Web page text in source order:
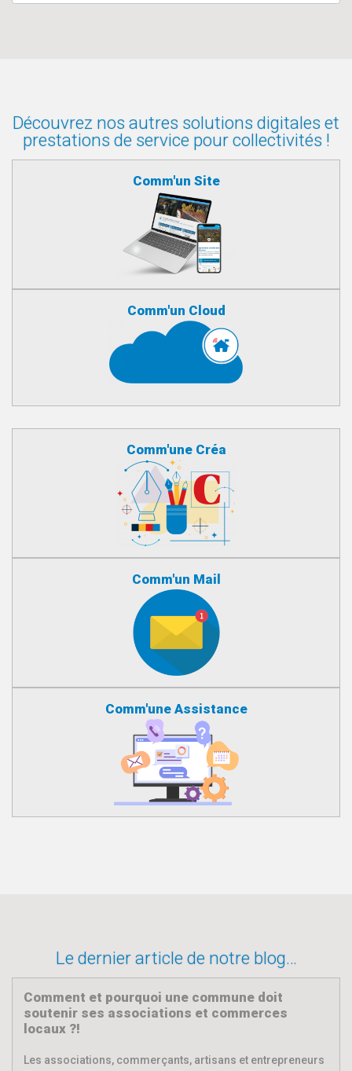
Découvrez nos autres solutions digitales et
prestations de service pour collectivités !
Comm'un Site
Comm'un Cloud
Comm'une Créa
Comm'un Mail
Comm'une Assistance
Le dernier article de notre blog…
Comment et pourquoi une commune doit
soutenir ses associations et commerces
locaux ?!
Les associations, commerçants, artisans et entrepreneurs